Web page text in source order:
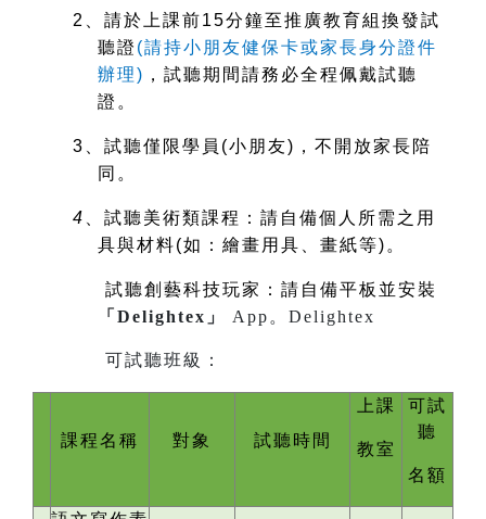
2
、請於上課前15分鐘至推廣教育組換發試
聽證 (請持小朋友健保卡或家長身分證件
辦理) ，試聽期間請務必全程佩戴試聽
證。
3
、試聽僅限學員(小朋友)，不開放家長陪
同。
4
、試聽美術類課程：請自備個人所需之用
具與材料(如：繪畫用具、畫紙等)。
試聽創藝科技玩家：請自備平板並安裝
「Delightex」
App。 Delightex
可試聽班級：
課程名稱 對象 試聽時間
上課
教室
可試
聽
名額